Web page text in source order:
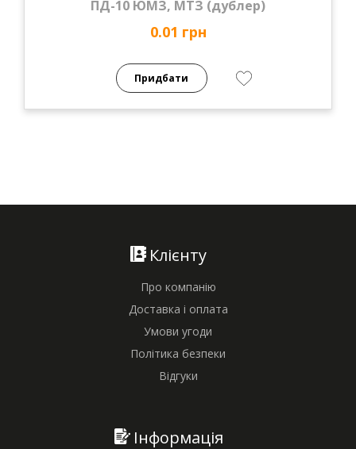
ПД-10 ЮМЗ, МТЗ (дублер)
0.01 грн
Придбати
Клієнту
Про компанію
Доставка і оплата
Умови угоди
Політика безпеки
Відгуки
Інформація